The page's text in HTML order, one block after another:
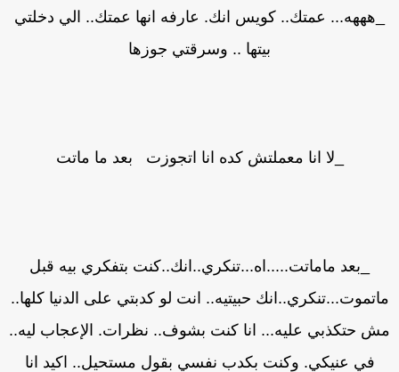
عمتك.. كويس انك. عارفه انها عمتك.. الي دخلتي
بيتها .. وسرقتي جوزها
_لا انا معملتش كده انا اتجوزت بعد ما ماتت
_بعد ماماتت.....اه...تنكري..انك..كنت بتفكري بيه قبل
حبيتيه.. انت لو كدبتي على الدنيا كلها..
حتكذبي عليه... انا كنت بشوف.. نظرات. الإعجاب ليه..
في عنيكي. وكنت بكدب نفسي بقول مستحيل.. اكيد انا